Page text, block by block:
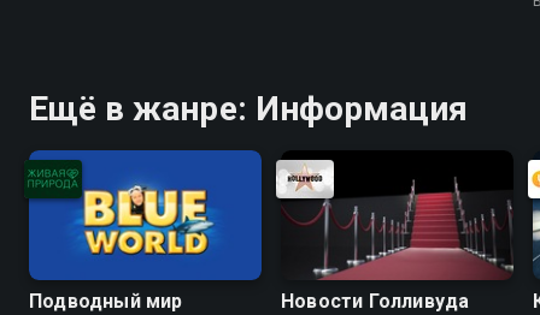
Ещё в жанре: Информация
Подводный мир Новости Голливуда